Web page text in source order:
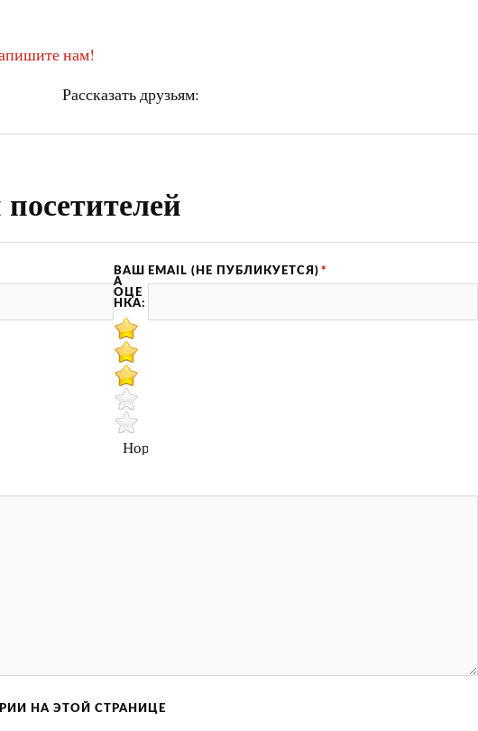
нам!
Рассказать друзьям:
EMAIL (НЕ ПУБЛИКУЕТСЯ) *
ВАШ
А
ОЦЕ
НКА:
Нормально
НА ЭТОЙ СТРАНИЦЕ